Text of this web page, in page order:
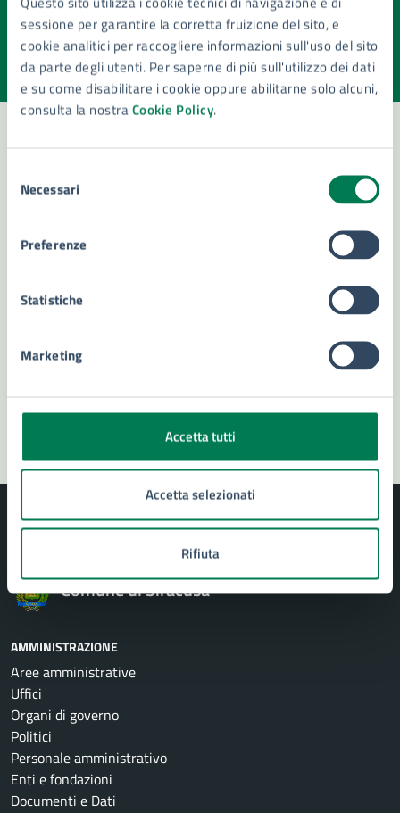
sessione per garantire la corretta fruizione del sito, e
cookie analitici per raccogliere informazioni sull'uso del sito
da parte degli utenti. Per saperne di più sull'utilizzo dei dati
e su come disabilitare i cookie oppure abilitarne solo alcuni,
consulta la nostraCookie Policy.
delNecessari
Preferenze
Statistiche
Marketing
Accetta tutti
Accetta selezionati
Rifiuta
pagina?
Valuta la chiarezza delle informazioni (da 1 a 5 stelle)
Seleziona il numero di stelle per valutare la chiarezza delle
Valuta 5 stelle su 5
Valuta 4 stelle su 5
Valuta 3 stelle su 5
Valuta 2 stelle su 5
Valuta 1 stelle su 5
Contatta il comune
Richiedi assistenza
Problemi in città
Segnala disservizio
Comune di Siracusa
AMMINISTRAZIONE
Aree amministrative
Uffici
Organi di governo
Politici
Personale amministrativo
Enti e fondazioni
Documenti e Dati